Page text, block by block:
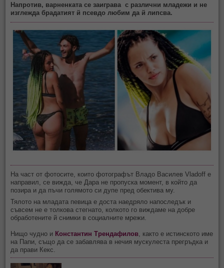
Напротив, варненката се заиграва с различни младежи и не
изглежда брадатият й псевдо любим да й липсва.
На част от фотосите, които фотографът Владо Василев Vladoff е
направил, се вижда, че Дара не пропуска момент, в който да
позира и да пъчи голямото си дупе пред обектива му.
Тялото на младата певица е доста наедряло напоследък и
съвсем не е толкова стегнато, колкото го виждаме на добре
обработените й снимки в социалните мрежи.
Нищо чудно и Константин Трендафилов , както е истинското име
на Папи, също да се забавлява в нечия мускулеста прегръдка и
да прави Кекс.